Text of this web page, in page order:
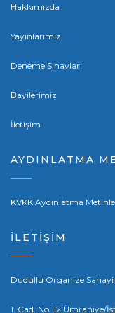
Hakkımızda
Yayınlarımız
Deneme Sınavları
Bayilerimiz
İletişim
AYDINLATMA
KVKK Aydınlatma
İLETİŞİM
Dudullu Organize Sanayi
1. Cad. No: 12 Ümraniye/